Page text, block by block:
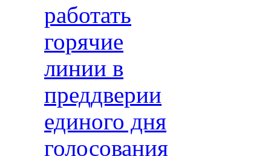
работать
горячие
линии в
преддверии
единого дня
голосования